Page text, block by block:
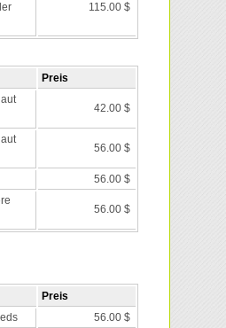
115.00 $
Preis
42.00 $
56.00 $
56.00 $
56.00 $
Preis
56.00 $